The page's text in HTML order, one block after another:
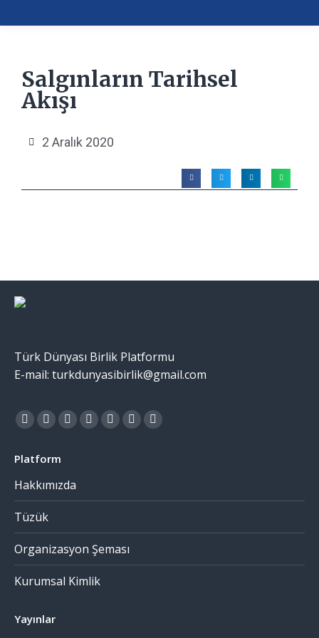
Salgınların Tarihsel
Akışı
2 Aralık 2020
Türk Dünyası Birlik Platformu
E-mail: turkdunyasibirlik@gmail.com
Find us on:
Platform
Hakkımızda
Tüzük
Organizasyon Şeması
Kurumsal Kimlik
Yayınlar